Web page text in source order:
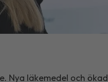
Nya läkemedel och ökad